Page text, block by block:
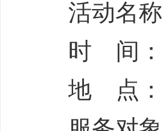
活动名
时 间：
地 点：